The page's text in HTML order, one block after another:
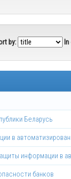
by: In
Беларусь
в
информации в
банков